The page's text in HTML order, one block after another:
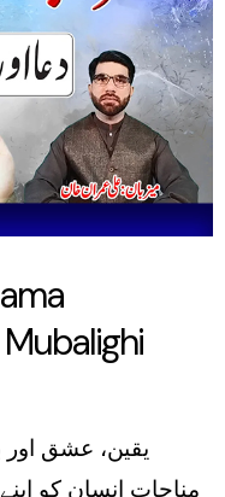
یقین، عشق اور
مناجات انسان کو